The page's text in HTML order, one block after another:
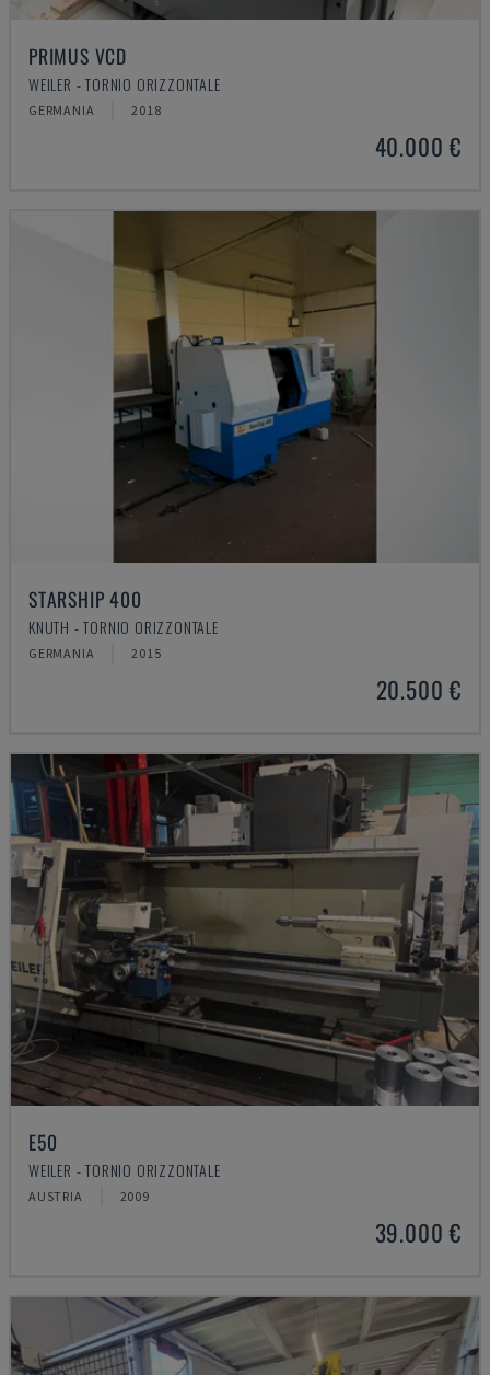
PRIMUS VCD
WEILER - TORNIO ORIZZONTALE
GERMANIA 2018
40.000 €
STARSHIP 400
KNUTH - TORNIO ORIZZONTALE
GERMANIA 2015
20.500 €
E50
WEILER - TORNIO ORIZZONTALE
AUSTRIA 2009
39.000 €